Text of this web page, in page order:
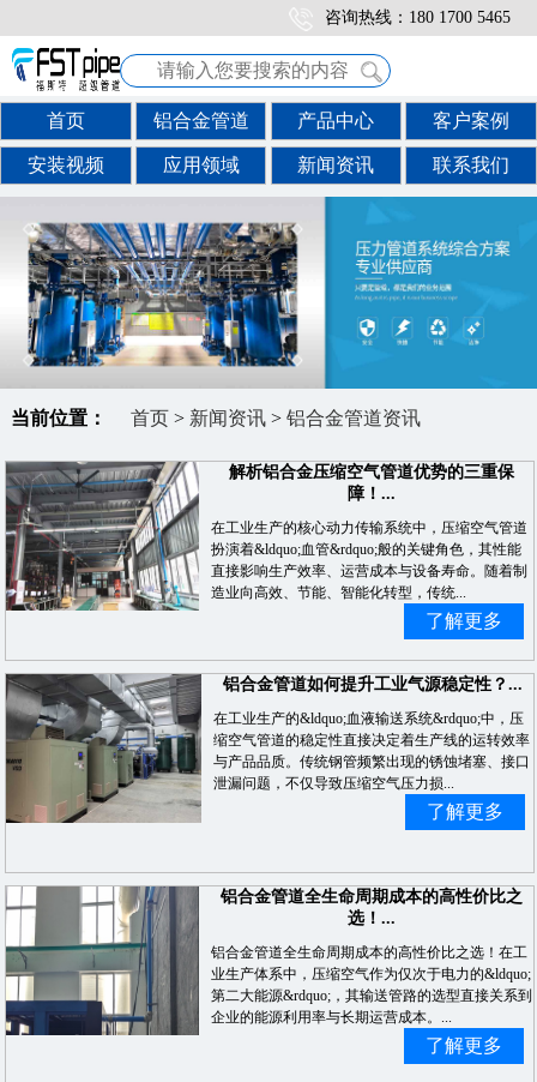
咨询热线：180 1700 5465
首页 铝合金管道 产品中心 客户案例
安装视频 应用领域 新闻资讯 联系我们
当前位置： 首页> 新闻资讯> 铝合金管道资讯
解析铝合金压缩空气管道优势的三重保
障！...
在工业生产的核心动力传输系统中，压缩空气管道
扮演着&ldquo;血管&rdquo;般的关键角色，其性能
直接影响生产效率、运营成本与设备寿命。随着制
造业向高效、节能、智能化转型，传统...
了解更多
铝合金管道如何提升工业气源稳定性？...
在工业生产的&ldquo;血液输送系统&rdquo;中，压
缩空气管道的稳定性直接决定着生产线的运转效率
与产品品质。传统钢管频繁出现的锈蚀堵塞、接口
泄漏问题，不仅导致压缩空气压力损...
了解更多
铝合金管道全生命周期成本的高性价比之
选！...
铝合金管道全生命周期成本的高性价比之选！在工
业生产体系中，压缩空气作为仅次于电力的&ldquo;
第二大能源&rdquo;，其输送管路的选型直接关系到
企业的能源利用率与长期运营成本。...
了解更多